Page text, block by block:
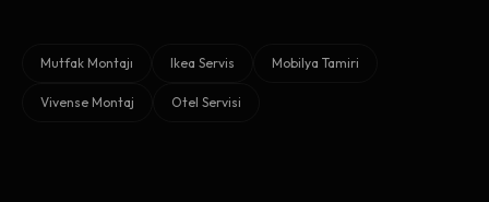
Mutfak Montajı Ikea Servis Mobilya Tamiri
Vivense Montaj Otel Servisi